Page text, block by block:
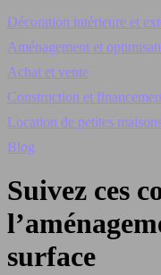
Décoration intérieure et
Aménagement et
Achat et vente
Construction et
Location de petites
Blog
Suivez ces
surface